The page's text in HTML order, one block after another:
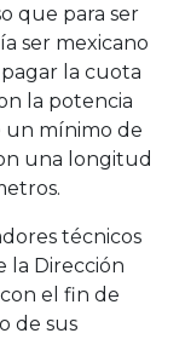
que para ser
ser mexicano
la cuota
la potencia
un mínimo de
una longitud
técnicos
la Dirección
el fin de
de sus